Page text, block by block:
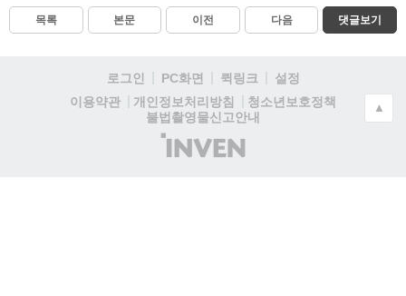
목록 본문 이전 다음 댓글보기
로그인 PC화면 퀵링크
설정
이용약관
개인정보처리방침
청소년보호정책
불법촬영물신고안내
(주)
인
▲